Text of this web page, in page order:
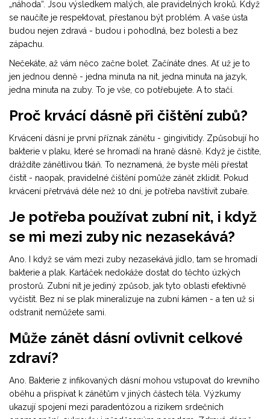
„náhoda“. Jsou výsledkem malých, ale pravidelných kroků. Když
se naučíte je respektovat, přestanou být problém. A vaše ústa
budou nejen zdravá - budou i pohodlná, bez bolesti a bez
zápachu.
Nečekáte, až vám něco začne bolet. Začínáte dnes. Ať už je to
jen jednou denně - jedna minuta na nit, jedna minuta na jazyk,
jedna minuta na zuby. To je vše, co potřebujete. A to stačí.
Proč krvácí dásně při čištění zubů?
Krvácení dásní je první příznak zánětu - gingivitidy. Způsobují ho
bakterie v plaku, které se hromadí na hraně dásně. Když je čistíte,
dráždíte zánětlivou tkáň. To neznamená, že byste měli přestat
čistit - naopak, pravidelné čištění pomůže zánět zklidit. Pokud
krvácení přetrvává déle než 10 dní, je potřeba navštívit zubaře.
Je potřeba používat zubní nit, i když
se mi mezi zuby nic nezasekává?
Ano. I když se vám mezi zuby nezasekává jídlo, tam se hromadí
bakterie a plak. Kartáček nedokáže dostat do těchto úzkých
prostorů. Zubní nit je jediný způsob, jak tyto oblasti efektivně
vyčistit. Bez ní se plak mineralizuje na zubní kámen - a ten už si
odstranit nemůžete sami.
Může zánět dásní ovlivnit celkové
zdraví?
Ano. Bakterie z infikovaných dásní mohou vstupovat do krevního
oběhu a přispívat k zánětům v jiných částech těla. Výzkumy
ukazují spojení mezi paradentózou a rizikem srdečních